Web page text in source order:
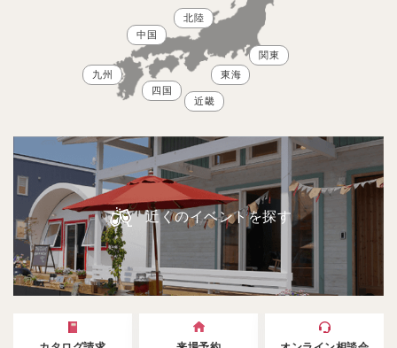
北陸
関東
東海
近畿
中国
四国
九州
近くのイベントを探す